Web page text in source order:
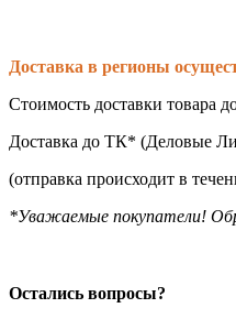
Доставка в регионы
Стоимость доставки товара
Доставка до ТК*
(отправка происходит в
*Уважаемые покупатели!
Остались вопросы?